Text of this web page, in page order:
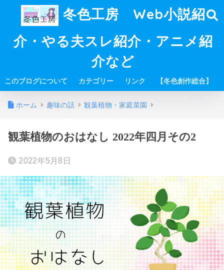
冬色工房 Web小説紹
介・やる夫スレ紹介・アニメ紹
介など
このブログについて カテゴリー リンク 【冬色創作総合】
ホーム 趣味の話 観葉植物・家庭菜園
観葉植物のおはなし 2022年四月その2
2022年5月8日